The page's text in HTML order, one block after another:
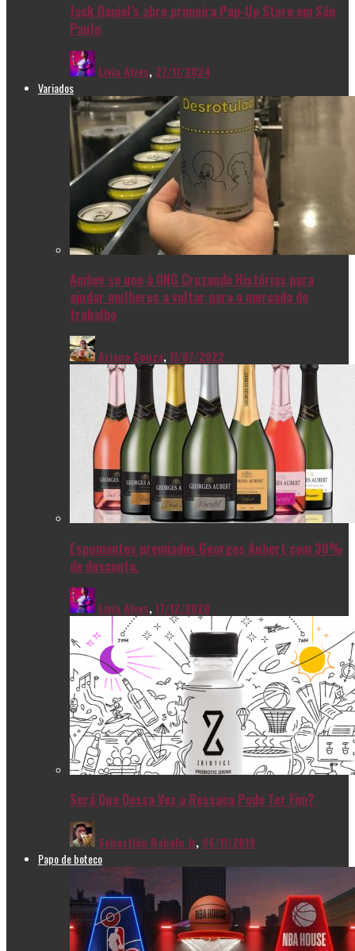
Jack Daniel’s abre primeira Pop-Up Store em São
Paulo
Livia Alves, 27/11/2024
Variados
Ambev se une à ONG Cruzando Histórias para
ajudar mulheres a voltar para o mercado de
trabalho
Ariana Souza,11/07/2022
Espumantes premiados Georges Aubert com 30%
de desconto.
Livia Alves,17/12/2020
Será Que Dessa Vez a Ressaca Pode Ter Fim?
Sebastião Rabelo Jr, 06/11/2019
Papo de boteco